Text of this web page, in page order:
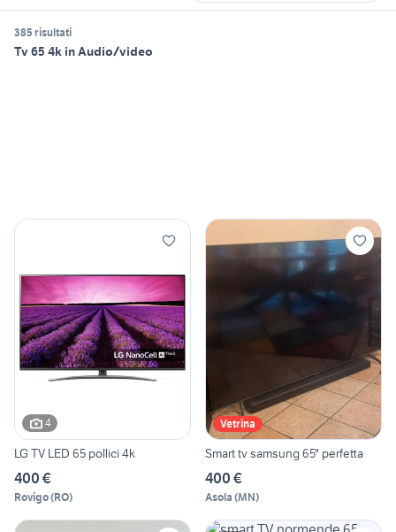
385 risultati
Tv 65 4k in Audio/video
4
LG TV LED 65 pollici 4k
400 €
Rovigo(RO)
Vetrina
Smart tv samsung 65" perfetta
400 €
Asola (MN)